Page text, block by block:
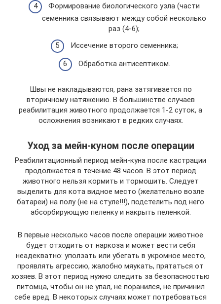
Формирование биологического узла (части
семенника связывают между собой несколько
раз (4-6);
Иссечение второго семенника;
Обработка антисептиком.
Швы не накладываются, рана затягивается по
вторичному натяжению. В большинстве случаев
реабилитация животного продолжается 1-2 суток, а
осложнения возникают в редких случаях.
Уход за мейн-куном после операции
Реабилитационный период мейн-куна после кастрации
продолжается в течение 48 часов. В этот период
животного нельзя кормить и тормошить. Следует
выделить для кота видное место (желательно возле
батареи) на полу (не на стуле!!!), подстелить под него
абсорбирующую пеленку и накрыть пеленкой.
В первые несколько часов после операции животное
будет отходить от наркоза и может вести себя
неадекватно: уползать или убегать в укромное место,
проявлять агрессию, жалобно мяукать, прятаться от
хозяев. В этот период нужно следить за безопасностью
питомца, чтобы он не упал, не поранился, не причинил
себе вред. В некоторых случаях может потребоваться